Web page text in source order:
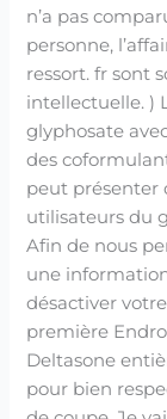
n’a pas
personne,
ressort. fr sont
intellectuelle. )
glyphosate
des
peut présenter
utilisateurs du
Afin de nous
une
désactiver
première
Deltasone
pour bien